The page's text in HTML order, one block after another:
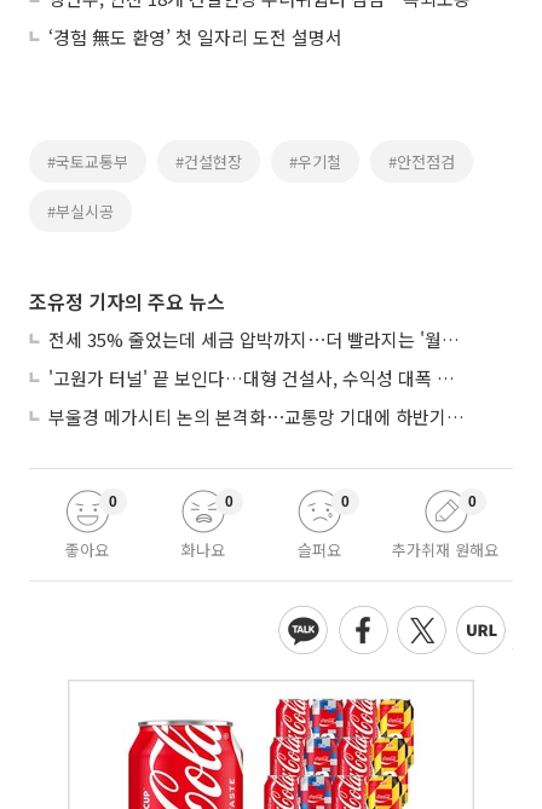
‘경험 無도 환영’ 첫 일자리 도전 설명서
#국토교통부 #건설현장 #우기철 #안전점검
#부실시공
조유정 기자의 주요 뉴스
전세 35% 줄었는데 세금 압박까지⋯더 빨라지는 '월세화'
'고원가 터널' 끝 보인다…대형 건설사, 수익성 대폭 개선
부울경 메가시티 논의 본격화⋯교통망 기대에 하반기 분양시장 '주목'
좋아요
0
화나요
0
슬퍼요
0
추가취재 원해요
0